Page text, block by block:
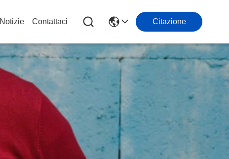
Notizie Contattaci Citazione